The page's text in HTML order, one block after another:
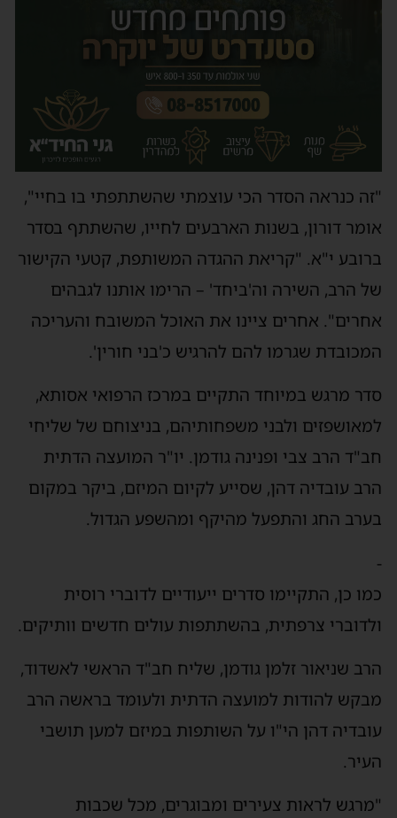
"זה כנראה הסדר הכי עוצמתי שהשתתפתי בו בחיי",
אומר דורון, בשנות הארבעים לחייו, שהשתתף בסדר
ברובע י"א. "קריאת ההגדה המשותפת, קטעי הקישור
של הרב, השירה וה'ביחד' – הרימו אותנו לגבהים
אחרים". אחרים ציינו את האוכל המשובח והעריכה
המכובדת שגרמו להם להרגיש כ'בני חורין'.
סדר מרגש במיוחד התקיים במרכז הרפואי אסותא,
למאושפזים ולבני משפחותיהם, בניצוחם של שליחי
חב"ד הרב צבי ופנינה גודמן. יו"ר המועצה הדתית
הרב עובדיה דהן, שסייע לקיום המיזם, ביקר במקום
בערב החג והתפעל מהיקף ומהשפע הגדול.
-
כמו כן, התקיימו סדרים ייעודיים לדוברי רוסית
ולדוברי צרפתית, בהשתתפות עולים חדשים וותיקים.
הרב שניאור זלמן גודמן, שליח חב"ד הראשי לאשדוד,
מבקש להודות למועצה הדתית ולעומד בראשה הרב
עובדיה דהן הי"ו על השותפות במיזם למען תושבי
העיר.
"מרגש לראות צעירים ומבוגרים, מכל שכבות